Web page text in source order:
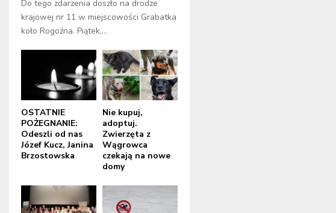
Do tego zdarzenia doszło na drodze
krajowej nr 11 w miejscowości Grabatka
koło Rogoźna. Piątek,...
OSTATNIE
POŻEGNANIE:
Odeszli od nas
Józef Kucz, Janina
Brzostowska
Nie kupuj,
adoptuj.
Zwierzęta z
Wągrowca
czekają na nowe
domy